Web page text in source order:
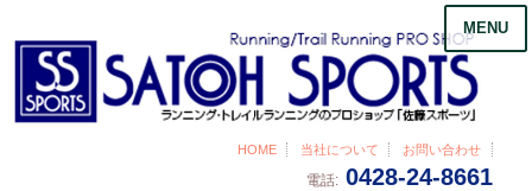
HOME 当社について お問い合わせ
電話: 0428-24-8661
MENU